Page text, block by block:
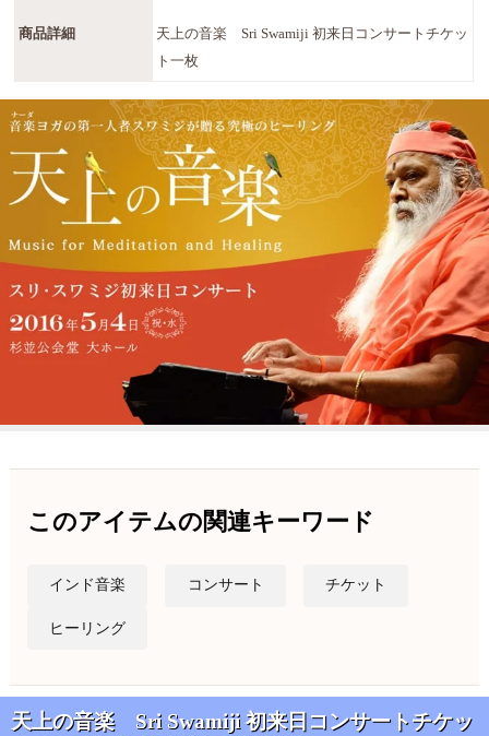
商品詳細
天上の音楽 Sri Swamiji 初来日コンサートチケッ
ト一枚
このアイテムの関連キーワード
インド音楽 コンサート チケット
ヒーリング
天上の音楽 Sri Swamiji 初来日コンサートチケッ